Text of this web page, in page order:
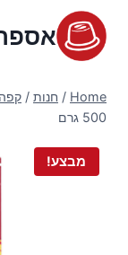
content
Home
/ חנות / קפה
500 גרם
מבצע!